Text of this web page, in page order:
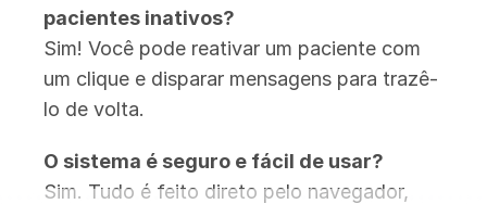
pacientes inativos?
Sim! Você pode reativar um paciente com
um clique e disparar mensagens para trazê-
lo de volta.
O sistema é seguro e fácil de usar?
Sim. Tudo é feito direto pelo navegador,